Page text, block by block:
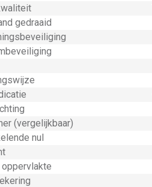
gedraaid
(vergelijkbaar)
nul